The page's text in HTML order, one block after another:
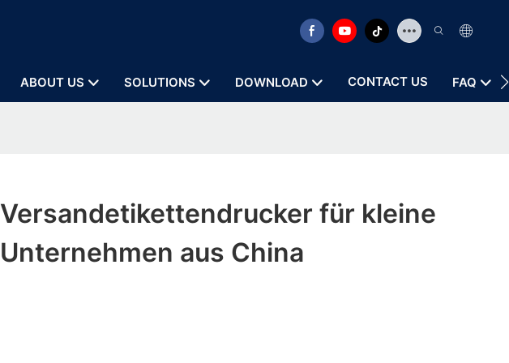
ABOUT US SOLUTIONS DOWNLOAD CONTACT US FAQ
Versandetikettendrucker für kleine
Unternehmen aus China